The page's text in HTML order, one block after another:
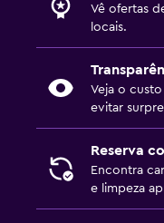
Vê ofertas
locais.
Veja o
evitar
Reserva
Encontra
e limpeza